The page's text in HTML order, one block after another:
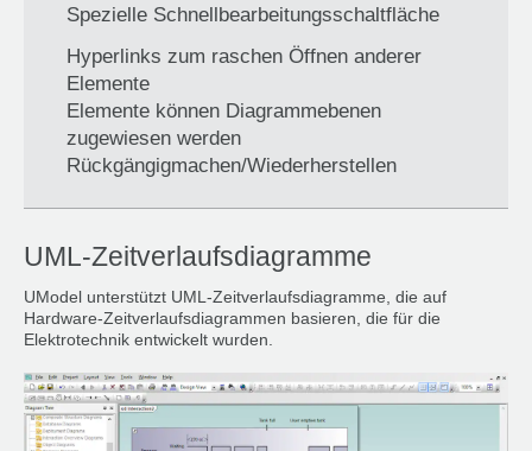
Spezielle Schnellbearbeitungsschaltfläche
Hyperlinks zum raschen Öffnen anderer
Elemente
Elemente können Diagrammebenen
zugewiesen werden
Rückgängigmachen/Wiederherstellen
UML-Zeitverlaufsdiagramme
UModel unterstützt UML-Zeitverlaufsdiagramme, die auf
Hardware-Zeitverlaufsdiagrammen basieren, die für die
Elektrotechnik entwickelt wurden.